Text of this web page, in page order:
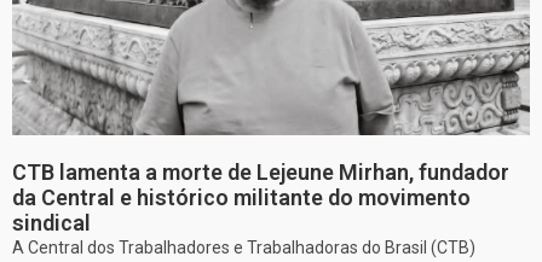
CTB lamenta a morte de Lejeune Mirhan, fundador
da Central e histórico militante do movimento
sindical
A Central dos Trabalhadores e Trabalhadoras do Brasil (CTB)